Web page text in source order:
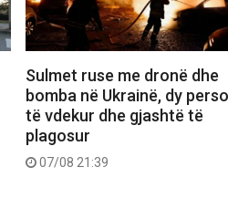
Sulmet ruse me dronë dhe
bomba në Ukrainë, dy
të vdekur dhe gjashtë të
plagosur
07/08 21:39